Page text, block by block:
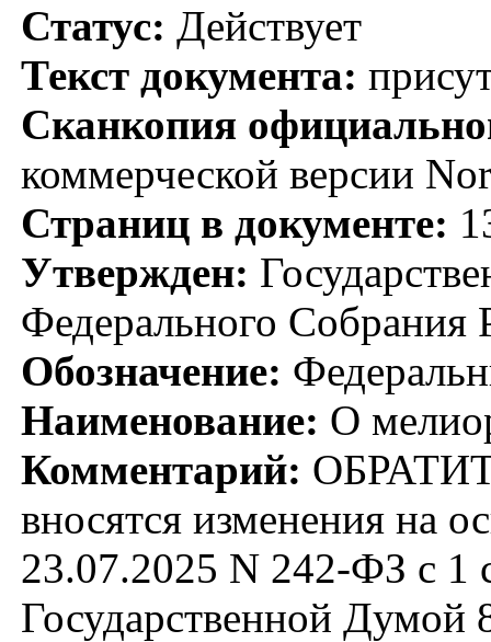
Статус: Действует
Текст документа:
Сканкопия
коммерческой версии
Страниц в документе:
Утвержден:
Федерального Собрания
Обозначение:
Наименование: О
Комментарий:
вносятся изменения на
23.07.2025 N 242-ФЗ с 1
Государственной Думой